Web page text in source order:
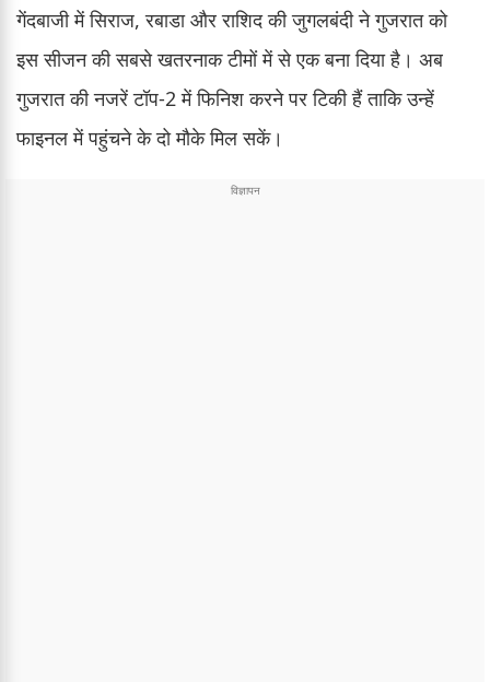
गेंदबाजी में सिराज, रबाडा और राशिद की जुगलबंदी ने गुजरात को
इस सीजन की सबसे खतरनाक टीमों में से एक बना दिया है। अब
गुजरात की नजरें टॉप-2 में फिनिश करने पर टिकी हैं ताकि उन्हें
फाइनल में पहुंचने के दो मौके मिल सकें।